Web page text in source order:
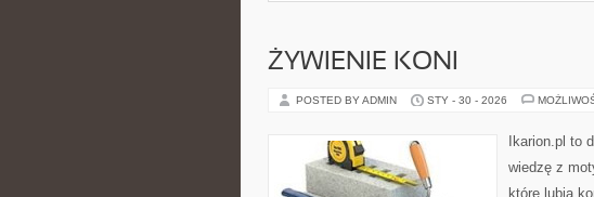
ŻYWIENIE KONI
POSTED BY ADMIN STY - 30 - 2026
Ikarion.pl to
wiedzę z
które lubią